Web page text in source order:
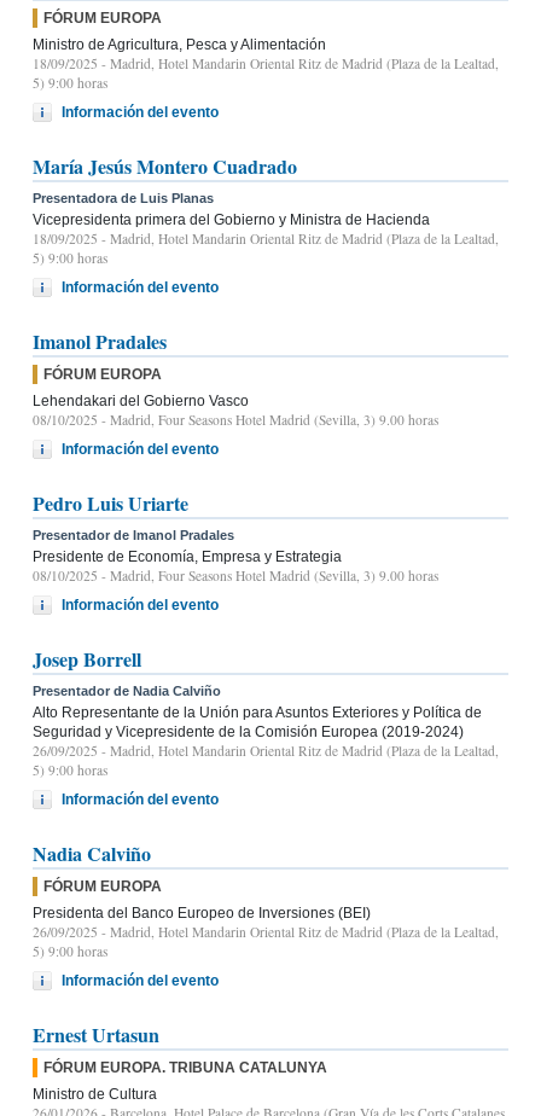
FÓRUM EUROPA
Ministro de Agricultura, Pesca y Alimentación
18/09/2025 - Madrid, Hotel Mandarin Oriental Ritz de Madrid (Plaza de la Lealtad,
5) 9:00 horas
Información del evento
María Jesús Montero Cuadrado
Presentadora de Luis Planas
Vicepresidenta primera del Gobierno y Ministra de Hacienda
18/09/2025 - Madrid, Hotel Mandarin Oriental Ritz de Madrid (Plaza de la Lealtad,
5) 9:00 horas
Información del evento
Imanol Pradales
FÓRUM EUROPA
Lehendakari del Gobierno Vasco
08/10/2025 - Madrid, Four Seasons Hotel Madrid (Sevilla, 3) 9.00 horas
Información del evento
Pedro Luis Uriarte
Presentador de Imanol Pradales
Presidente de Economía, Empresa y Estrategia
08/10/2025 - Madrid, Four Seasons Hotel Madrid (Sevilla, 3) 9.00 horas
Información del evento
Josep Borrell
Presentador de Nadia Calviño
Alto Representante de la Unión para Asuntos Exteriores y Política de
Seguridad y Vicepresidente de la Comisión Europea (2019-2024)
26/09/2025 - Madrid, Hotel Mandarin Oriental Ritz de Madrid (Plaza de la Lealtad,
5) 9:00 horas
Información del evento
Nadia Calviño
FÓRUM EUROPA
Presidenta del Banco Europeo de Inversiones (BEI)
26/09/2025 - Madrid, Hotel Mandarin Oriental Ritz de Madrid (Plaza de la Lealtad,
5) 9:00 horas
Información del evento
Ernest Urtasun
FÓRUM EUROPA. TRIBUNA CATALUNYA
Ministro de Cultura